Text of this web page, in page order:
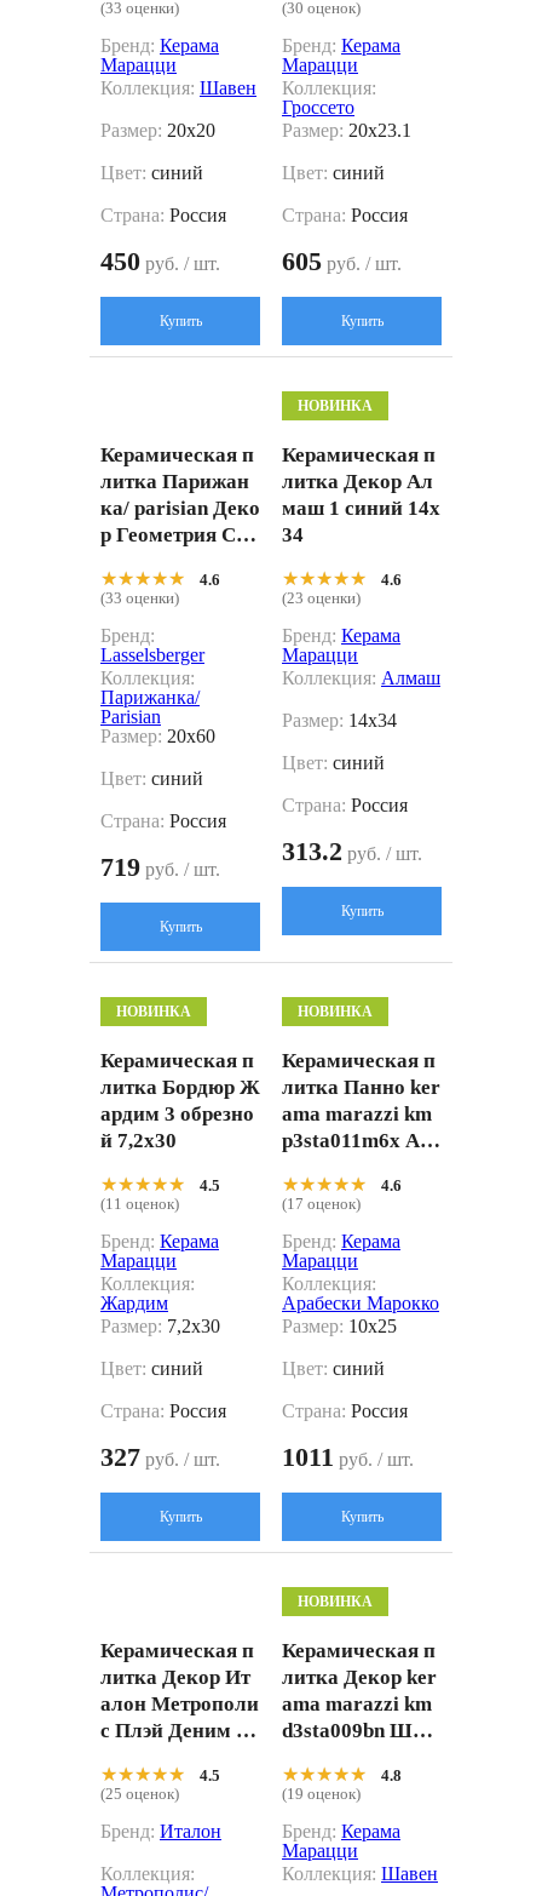
(33 оценки)
Бренд: Керама
Марацци
Коллекция: Шавен
Размер: 20x20
Цвет: синий
Страна: Россия
450 руб. / шт.
Купить
(30 оценок)
Бренд: Керама
Марацци
Коллекция:
Гроссето
Размер: 20x23.1
Цвет: синий
Страна: Россия
605 руб. / шт.
Купить
Керамическая п
литка Парижан
ка/ parisian Деко
р Геометрия Син
★★★★★
★★★★★
4.6
(33 оценки)
Бренд:
Lasselsberger
Коллекция:
Парижанка/
Parisian
Размер: 20x60
Цвет: синий
Страна: Россия
719 руб. / шт.
Купить
НОВИНКА
Керамическая п
литка Декор Ал
маш 1 синий 14x
34
★★★★★
★★★★★
4.6
(23 оценки)
Бренд: Керама
Марацци
Коллекция: Алмаш
Размер: 14x34
Цвет: синий
Страна: Россия
313.2 руб. / шт.
Купить
НОВИНКА
Керамическая п
литка Бордюр Ж
ардим 3 обрезно
й 7,2x30
★★★★★
★★★★★
4.5
(11 оценок)
Бренд: Керама
Марацци
Коллекция:
Жардим
Размер: 7,2x30
Цвет: синий
Страна: Россия
327 руб. / шт.
Купить
НОВИНКА
Керамическая п
литка Панно ker
ama marazzi km
p3sta011m6x Ара
2 (из 6 частей 6.5
x6.5) 10x25
★★★★★
★★★★★
4.6
(17 оценок)
Бренд: Керама
Марацци
Коллекция:
Арабески Марокко
Размер: 10x25
Цвет: синий
Страна: Россия
1011 руб. / шт.
Купить
Керамическая п
литка Декор Ит
алон Метрополи
с Плэй Деним 60
й 30x30
★★★★★
★★★★★
4.5
(25 оценок)
Бренд: Италон
Коллекция:
НОВИНКА
Керамическая п
литка Декор ker
ama marazzi km
d3sta009bn Шав
x20
★★★★★
★★★★★
4.8
(19 оценок)
Бренд: Керама
Марацци
Коллекция: Шавен